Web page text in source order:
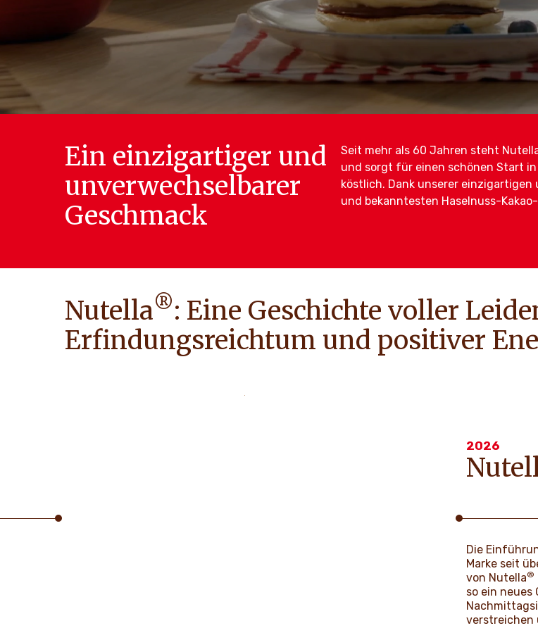
Ein einzigartiger und
unverwechselbarer
Geschmack
Seit mehr als 60 Jahren steht
und sorgt für einen schönen Start
köstlich. Dank unserer
und bekanntesten Haselnuss-
Nutella®: Eine Geschichte voller
Erfindungsreichtum und positiver
2026
Die
Marke seit
von Nutella®
so ein neues
verstreichen